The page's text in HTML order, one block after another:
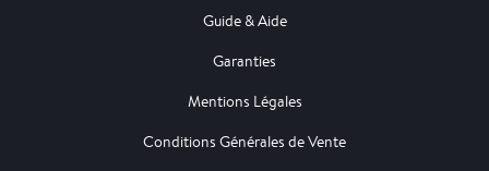
Guide & Aide
Garanties
Mentions Légales
Conditions Générales de Vente